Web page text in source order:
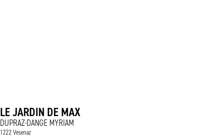
LE JARDIN DE MAX
DUPRAZ-DANGE MYRIAM
1222 Vesenaz